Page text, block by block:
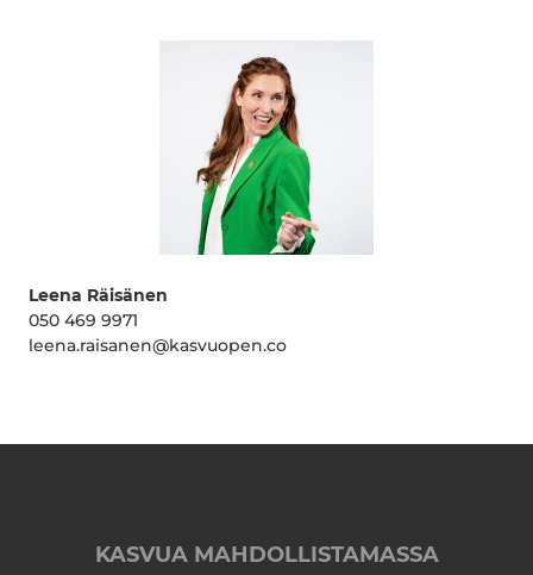
Leena Räisänen
050 469 9971
leena.raisanen@kasvuopen.co
KASVUA MAHDOLLISTAMASSA